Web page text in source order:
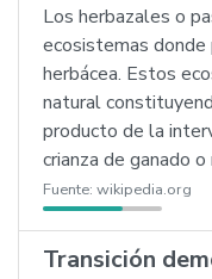
Los herbazales o
ecosistemas
herbácea. Estos
natural
producto de la
crianza de ganado o
Fuente: wikipedia.org
Transición